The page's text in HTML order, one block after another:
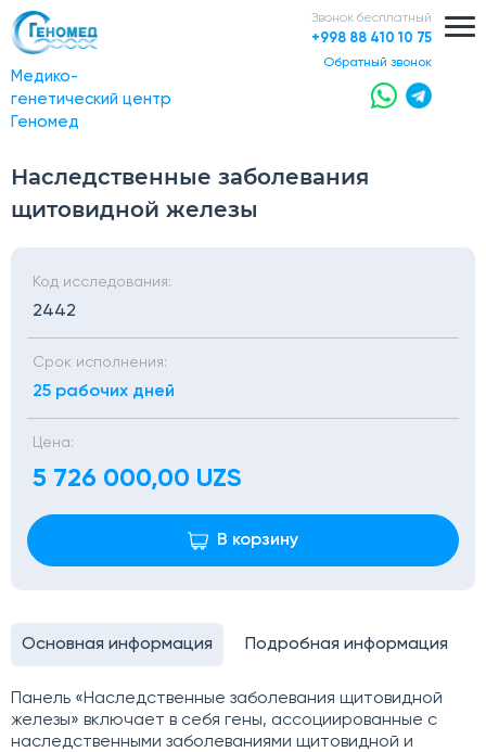
Медико-
генетический центр
Геномед
Звонок бесплатный
+998 88 410 10 75
обратный звонок
Наследственные заболевания
щитовидной железы
Основная информация Подробная информация
Панель «Наследственные заболевания щитовидной
железы» включает в себя гены, ассоциированные с
наследственными заболеваниями щитовидной и
Код исследования:
2442
Срок исполнения:
25 рабочих дней
Цена:
5 726 000,00 UZS
В корзину